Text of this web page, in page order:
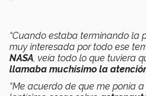
“Cuando estaba terminando la
muy interesada por todo ese
NASA, veía todo lo que tuviera
llamaba muchísimo la
“Me acuerdo de que me ponía